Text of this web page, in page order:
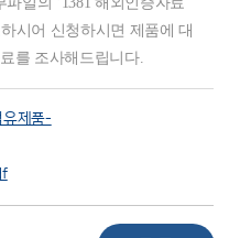
시어 신청하시면 제품에 대
를 조사해드립니다.
제품-